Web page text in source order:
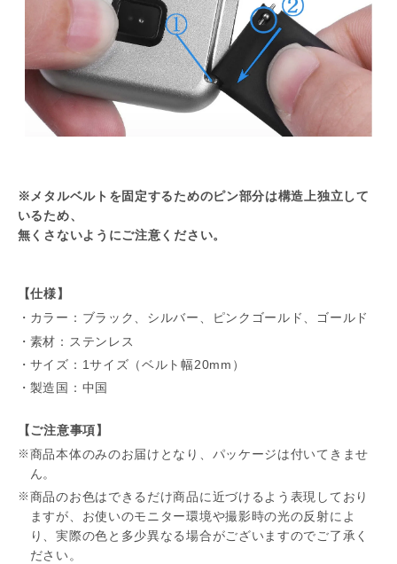
※メタルベルトを固定するためのピン部分は構造上独立して
いるため、
無くさないようにご注意ください。
【仕様】
カラー：ブラック、シルバー、ピンクゴールド、ゴールド
素材：ステンレス
サイズ：1サイズ（ベルト幅20mm）
製造国：中国
【ご注意事項】
商品本体のみのお届けとなり、パッケージは付いてきませ
ん。
商品のお色はできるだけ商品に近づけるよう表現しており
ますが、お使いのモニター環境や撮影時の光の反射によ
り、実際の色と多少異なる場合がございますのでご了承く
ださい。